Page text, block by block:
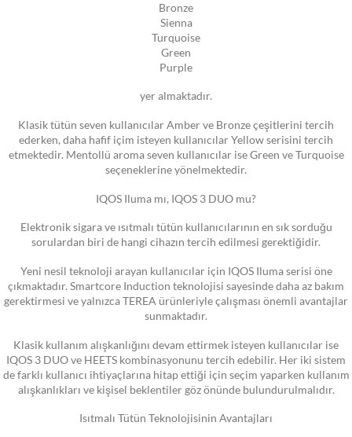
Bronze
Sienna
Turquoise
Green
Purple
yer almaktadır.
Klasik tütün seven kullanıcılar Amber ve Bronze çeşitlerini tercih
ederken, daha hafif içim isteyen kullanıcılar Yellow serisini tercih
etmektedir. Mentollü aroma seven kullanıcılar ise Green ve Turquoise
seçeneklerine yönelmektedir.
IQOS Iluma mı, IQOS 3 DUO mu?
Elektronik sigara ve ısıtmalı tütün kullanıcılarının en sık sorduğu
sorulardan biri de hangi cihazın tercih edilmesi gerektiğidir.
Yeni nesil teknoloji arayan kullanıcılar için IQOS Iluma serisi öne
çıkmaktadır. Smartcore Induction teknolojisi sayesinde daha az bakım
gerektirmesi ve yalnızca TEREA ürünleriyle çalışması önemli avantajlar
sunmaktadır.
Klasik kullanım alışkanlığını devam ettirmek isteyen kullanıcılar ise
IQOS 3 DUO ve HEETS kombinasyonunu tercih edebilir. Her iki sistem
de farklı kullanıcı ihtiyaçlarına hitap ettiği için seçim yaparken kullanım
alışkanlıkları ve kişisel beklentiler göz önünde bulundurulmalıdır.
Isıtmalı Tütün Teknolojisinin Avantajları